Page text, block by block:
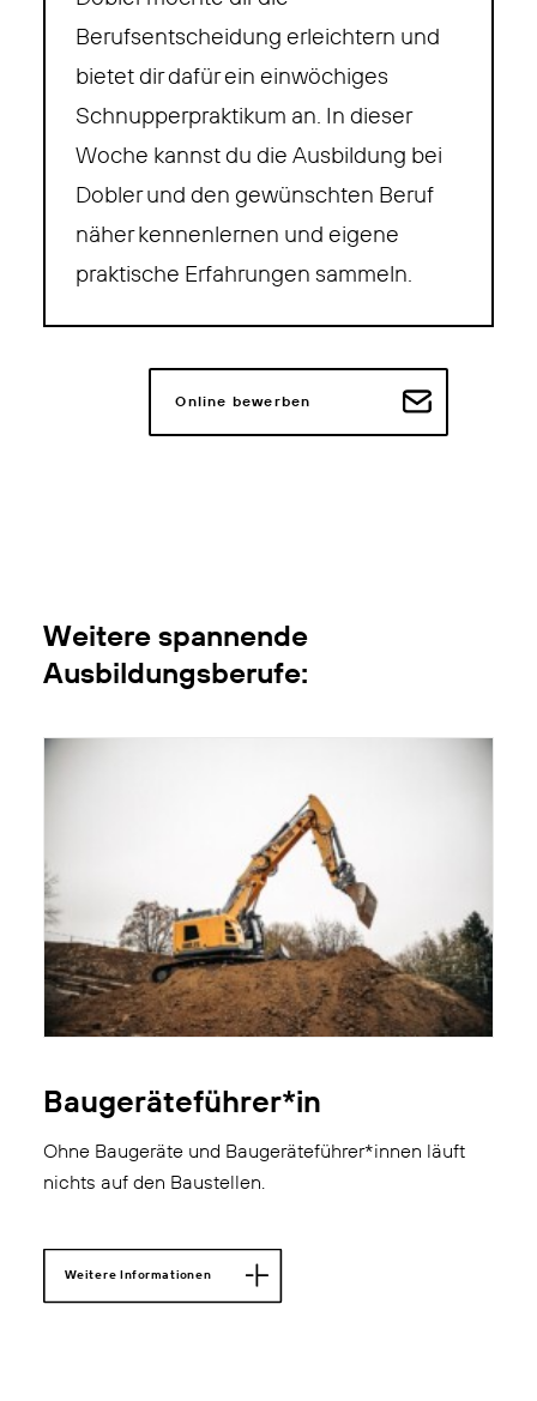
Berufsentscheidung erleichtern und
bietet dir dafür ein einwöchiges
Schnupperpraktikum an. In dieser
Woche kannst du die Ausbildung bei
Dobler und den gewünschten Beruf
näher kennenlernen und eigene
praktische Erfahrungen sammeln.
Online bewerben
Weitere spannende
Ausbildungsberufe:
Baugeräteführer*in
Ohne Baugeräte und Baugeräteführer*innen läuft
nichts auf den Baustellen.
Weitere Informationen